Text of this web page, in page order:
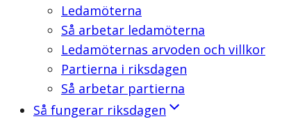
Ledamöterna
Så arbetar ledamöterna
Ledamöternas arvoden och villkor
Partierna i riksdagen
Så arbetar partierna
Så fungerar riksdagen